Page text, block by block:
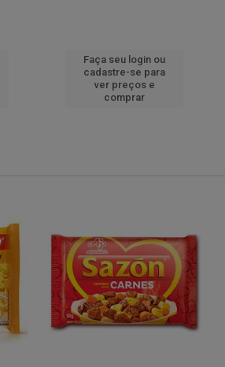
Faça seu login ou
cadastre-se para
ver preços e
comprar